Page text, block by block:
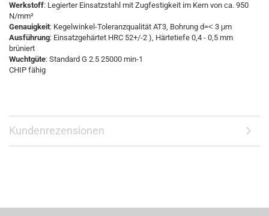
Werkstoff: Legierter Einsatzstahl mit Zugfestigkeit im Kern von ca. 950
N/mm²
Genauigkeit: Kegelwinkel-Toleranzqualität AT3, Bohrung d=˂ 3 μm
Ausführung: Einsatzgehärtet HRC 52+/-2 ), Härtetiefe 0,4 - 0,5 mm
brüniert
Wuchtgüte: Standard G 2.5 25000 min-1
CHIP fähig
Kundenrezensionen